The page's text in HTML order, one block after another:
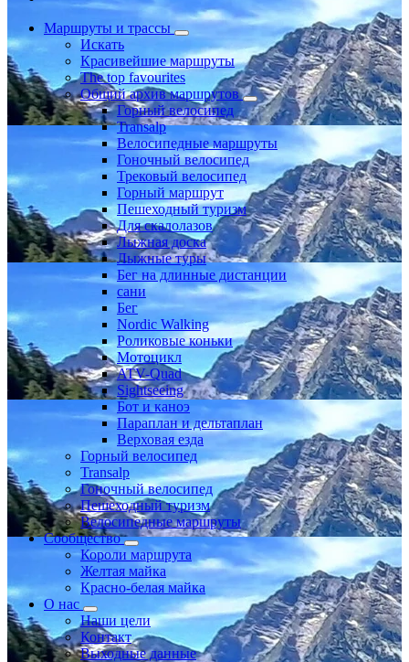
Маршруты и трассы
Искать
Красивейшие маршруты
The top favourites
Общий архив маршрутов
Горный велосипед
Transalp
Велосипедные маршруты
Гоночный велосипед
Трековый велосипед
Горный маршрут
Пешеходный туризм
Для скалолазов
Лыжная доска
Лыжные туры
Бег на длинные дистанции
сани
Бег
Nordic Walking
Роликовые коньки
Мотоцикл
ATV-Quad
Sightseeing
Бот и каноэ
Параплан и дельтаплан
Верховая езда
Горный велосипед
Transalp
Гоночный велосипед
Пешеходный туризм
Велосипедные маршруты
Сообщество
Короли маршрута
Желтая майка
Красно-белая майка
О нас
Наши цели
Контакт
Выходные данные